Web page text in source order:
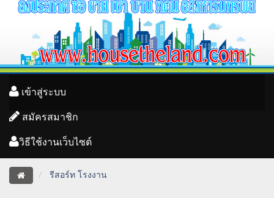
เข้าสู่ระบบ
สมัครสมาชิก
วิธีใช้งานเว็บไซต์
รีสอร์ท โรงงาน